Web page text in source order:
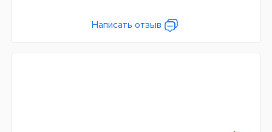
Написать отзыв